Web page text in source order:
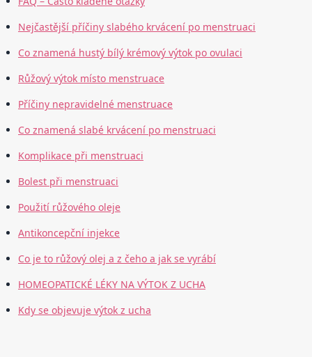
Nejčastější příčiny slabého krvácení po menstruaci
Co znamená hustý bílý krémový výtok po ovulaci
Růžový výtok místo menstruace
Příčiny nepravidelné menstruace
Co znamená slabé krvácení po menstruaci
Komplikace při menstruaci
Bolest při menstruaci
Použití růžového oleje
Antikoncepční injekce
Co je to růžový olej a z čeho a jak se vyrábí
HOMEOPATICKÉ LÉKY NA VÝTOK Z UCHA
Kdy se objevuje výtok z ucha